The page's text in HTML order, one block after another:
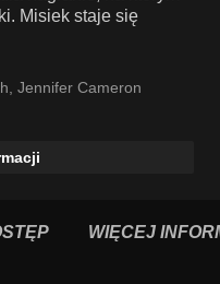
Misiek staje się
, Jennifer Cameron
WIĘCEJ